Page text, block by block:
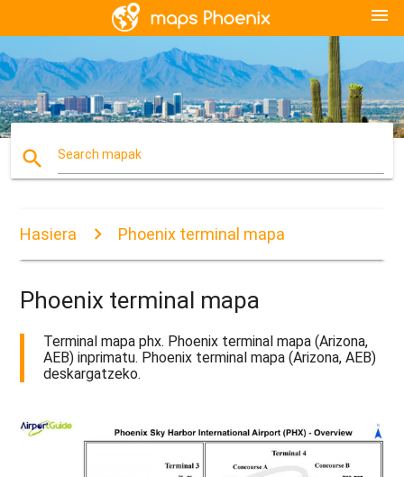
menu
search Search mapak
Hasiera Phoenix terminal mapa
Phoenix terminal mapa
Terminal mapa phx. Phoenix terminal mapa (Arizona,
AEB) inprimatu. Phoenix terminal mapa (Arizona, AEB)
deskargatzeko.